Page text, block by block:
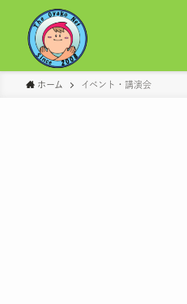
ホーム イベント・講演会